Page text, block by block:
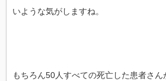
いような気がしますね。
もちろん50人すべての死亡した患者さん